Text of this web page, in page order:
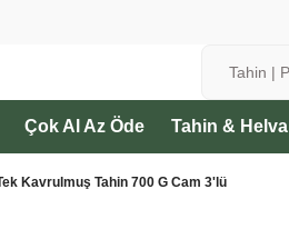
Çok Al Az Öde Tahin & Helva
Kavrulmuş Tahin 700 G Cam 3'lü